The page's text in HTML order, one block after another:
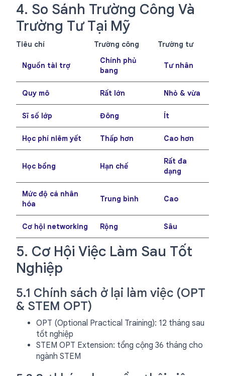
4. So Sánh Trường Công Và
Trường Tư Tại Mỹ
Tiêu chí Trường công Trường tư
Nguồn tài trợ
Chính phủ
bang
Tư nhân
Quy mô Rất lớn Nhỏ & vừa
Sĩ số lớp Đông Ít
Học phí niêm yết Thấp hơn Cao hơn
Học bổng Hạn chế
Rất đa
dạng
Mức độ cá nhân
hóa
Trung bình Cao
Cơ hội networking Rộng Sâu
5. Cơ Hội Việc Làm Sau Tốt
Nghiệp
5.1 Chính sách ở lại làm việc (OPT
& STEM OPT)
OPT (Optional Practical Training): 12 tháng sau
tốt nghiệp
STEM OPT Extension: tổng cộng 36 tháng cho
ngành STEM